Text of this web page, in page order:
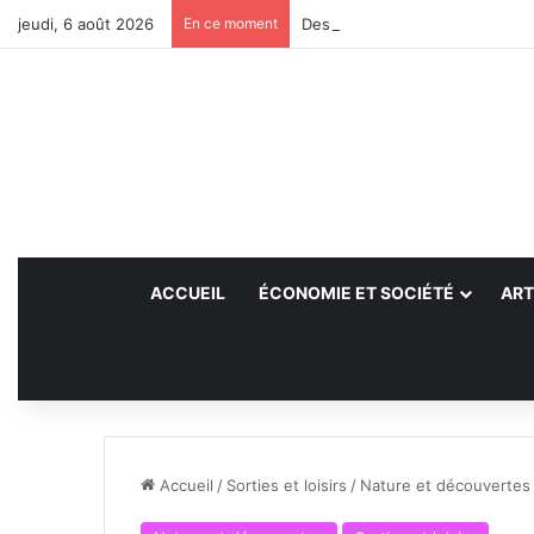
jeudi, 6 août 2026 En ce moment Des projets futurs pour les
ACCUEIL ÉCONOMIE ET SOCIÉTÉ
Accueil / Sorties et loisirs / Nature et découvertes